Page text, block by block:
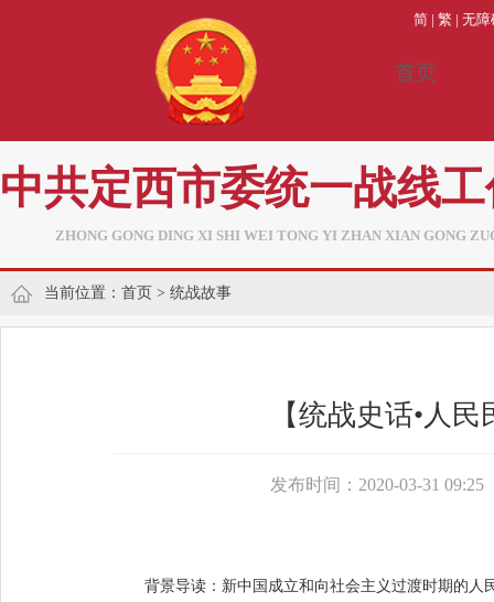
简 | 繁 | 无障
首页
中共定西市委统一战线
ZHONG GONG DING XI SHI WEI TONG YI ZHAN XIAN GONG
当前位置： 首页 > 统战故事
【统战史话•人
发布时间：2020-03-31 09:25
背景导读：新中国成立和向社会主义过渡时期的人